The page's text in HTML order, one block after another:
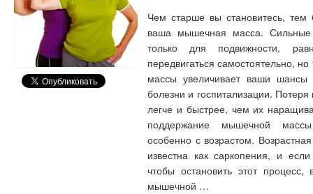
Чем старше вы становитесь, тем
ваша мышечная масса.
только для подвижности,
передвигаться самостоятельно,
массы увеличивает ваши
болезни и госпитализации.
легче и быстрее, чем их
поддержание мышечной
особенно с возрастом.
известна как саркопения, и
чтобы остановить этот
мышечной …